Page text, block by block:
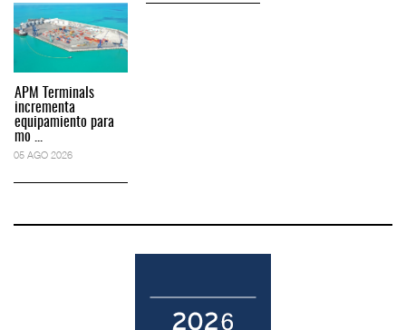
APM Terminals
incrementa
equipamiento para
mo ...
05 AGO 2026